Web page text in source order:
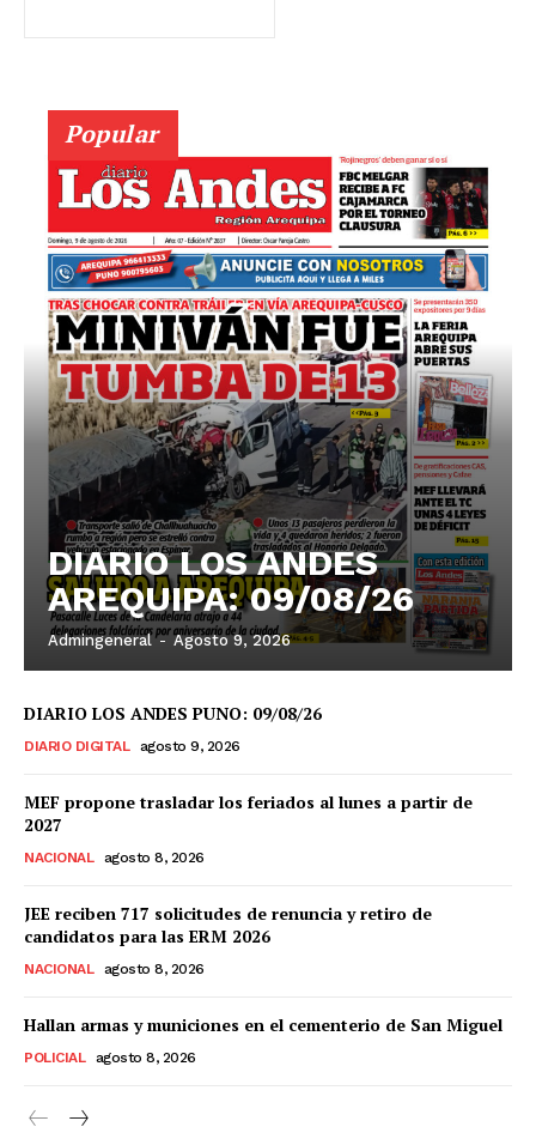
Popular
DIARIO LOS ANDES
AREQUIPA: 09/08/26
Admingeneral - Agosto 9, 2026
DIARIO LOS ANDES PUNO: 09/08/26
DIARIO DIGITAL agosto 9, 2026
MEF propone trasladar los feriados al lunes a partir de
2027
NACIONAL agosto 8, 2026
JEE reciben 717 solicitudes de renuncia y retiro de
candidatos para las ERM 2026
NACIONAL agosto 8, 2026
Hallan armas y municiones en el cementerio de San Miguel
POLICIAL agosto 8, 2026